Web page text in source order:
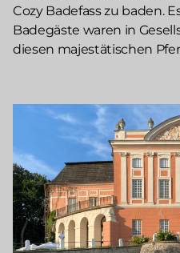
Cozy Badefass zu baden.
Badegäste waren in
diesen majestätischen